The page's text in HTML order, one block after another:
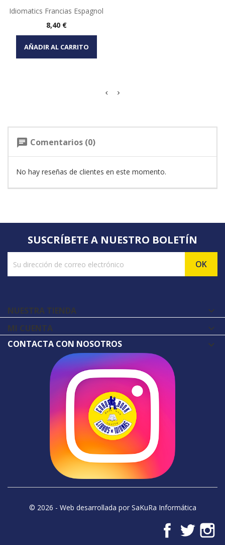
Idiomatics Francias Espagnol
Precio
8,40 €
AÑADIR AL CARRITO
chat Comentarios (0)
No hay reseñas de clientes en este momento.
SUSCRÍBETE A NUESTRO BOLETÍN
NUESTRA TIENDA 
MI CUENTA 
CONTACTA CON NOSOTROS
© 2026 - Web desarrollada por SaKuRa Informática